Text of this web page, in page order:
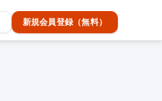
新規会員登録（無料）